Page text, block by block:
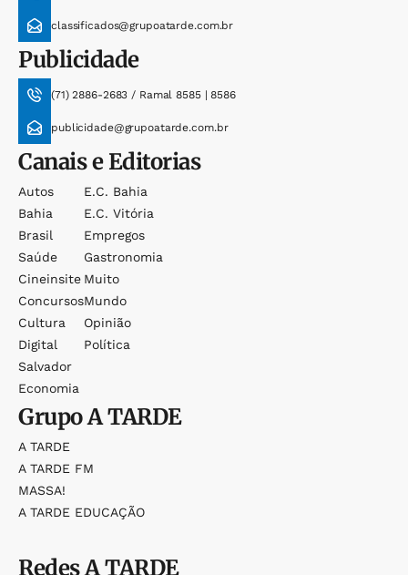
classificados@grupoatarde.com.br
Publicidade
(71) 2886-2683 / Ramal 8585 | 8586
publicidade@grupoatarde.com.br
Canais e Editorias
Autos
Bahia
Brasil
Saúde
Cineinsite
Concursos
Cultura
Digital
Salvador
Economia
E.c. Bahia
E.c. Vitória
Empregos
Gastronomia
Muito
Mundo
Opinião
Política
GrupoA TARDE
A TARDE
A TARDE FM
MASSA!
A TARDE EDUCAÇÃO
RedesA TARDE